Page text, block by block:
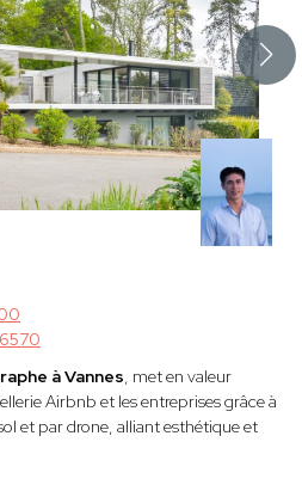
à Vannes, met en valeur
Airbnb et les entreprises grâce à
et par drone, alliant esthétique et